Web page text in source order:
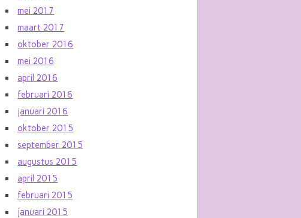
mei 2017
maart 2017
oktober 2016
mei 2016
april 2016
februari 2016
januari 2016
oktober 2015
september 2015
augustus 2015
april 2015
februari 2015
januari 2015